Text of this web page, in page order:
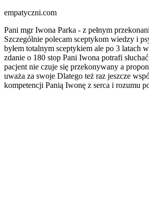
empatyczni.com
Pani mgr Iwona Parka - z pełnym
Szczególnie polecam sceptykom wiedzy i
byłem totalnym sceptykiem ale po 3 latach
zdanie o 180 stop Pani Iwona potrafi
pacjent nie czuje się przekonywany a
uważa za swoje Dlatego też raz jeszcze
kompetencji Panią Iwonę z serca i rozumu